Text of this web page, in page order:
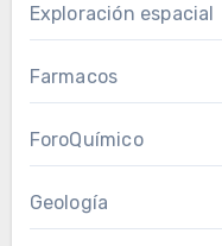
Exploración espacial
Farmacos
ForoQuímico
Geología